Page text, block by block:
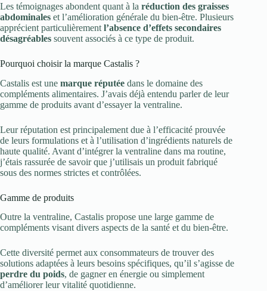
Les témoignages abondent quant à la réduction des graisses
abdominales et l’amélioration générale du bien-être. Plusieurs
apprécient particulièrement l’absence d’effets secondaires
désagréables souvent associés à ce type de produit.
Pourquoi choisir la marque Castalis ?
Castalis est une marque réputée dans le domaine des
compléments alimentaires. J’avais déjà entendu parler de leur
gamme de produits avant d’essayer la ventraline.
Leur réputation est principalement due à l’efficacité prouvée
de leurs formulations et à l’utilisation d’ingrédients naturels de
haute qualité. Avant d’intégrer la ventraline dans ma routine,
j’étais rassurée de savoir que j’utilisais un produit fabriqué
sous des normes strictes et contrôlées.
Gamme de produits
Outre la ventraline, Castalis propose une large gamme de
compléments visant divers aspects de la santé et du bien-être.
Cette diversité permet aux consommateurs de trouver des
solutions adaptées à leurs besoins spécifiques, qu’il s’agisse de
perdre du poids, de gagner en énergie ou simplement
d’améliorer leur vitalité quotidienne.